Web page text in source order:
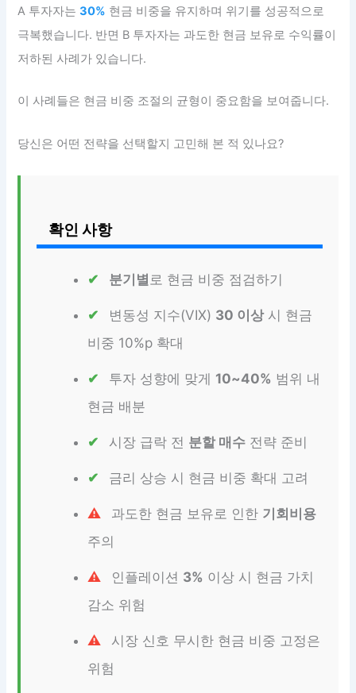
A 투자자는30% 현금 비중을 유지하며 위기를 성공적으로
극복했습니다. 반면 B 투자자는 과도한 현금 보유로 수익률이
저하된 사례가 있습니다.
이 사례들은 현금 비중 조절의 균형이 중요함을 보여줍니다.
당신은 어떤 전략을 선택할지 고민해 본 적 있나요?
확인 사항
분기별 로 현금 비중 점검하기
변동성 지수(VIX) 30 이상시 현금
비중 10%p 확대
투자 성향에 맞게 10~40% 범위 내
현금 배분
시장 급락 전 분할 매수 전략 준비
금리 상승 시 현금 비중 확대 고려
과도한 현금 보유로 인한 기회비용
주의
인플레이션 3% 이상 시 현금 가치
감소 위험
시장 신호 무시한 현금 비중 고정은
위험